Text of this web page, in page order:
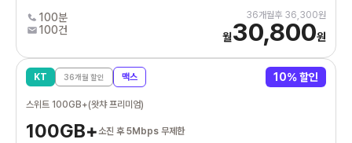
100분
100건
36개월후 36,300원
월30,800원
KT 36개월 할인 맥스 10% 할인
스위트 100GB+(왓챠 프리미엄)
100GB+소진 후 5Mbps 무제한